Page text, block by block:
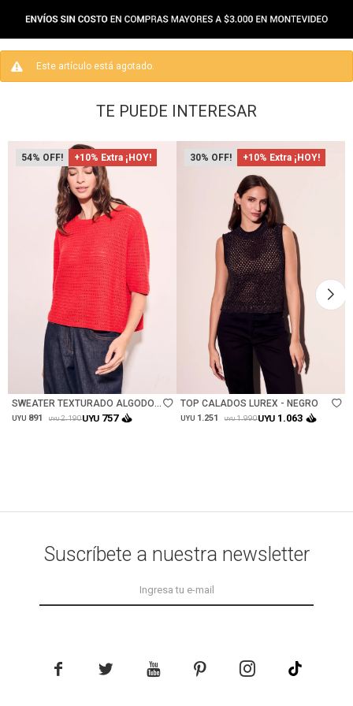
Este artículo está agotado.
TE PUEDE INTERESAR
54 +10% Extra ¡HOY!
Talle
SWEATER TEXTURADO ALGODON
- ROJO
UYU 891 UYU 2.190UYU 757
30 +10% Extra ¡HOY!
Talle
TOP CALADOS LUREX - NEGRO
UYU 1.251 UYU 1.990UYU 1.063
Suscríbete a nuestra newsletter
    